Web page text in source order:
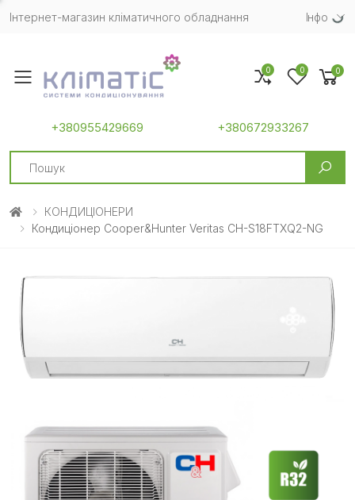
Інтернет-магазин кліматичного обладнання Iнфо
Toggle mobile menu
+380955429669 +380672933267
Search
0 0 0
КОНДИЦІОНЕРИ
Кондиціонер Cooper&Hunter Veritas CH-S18FTXQ2-NG